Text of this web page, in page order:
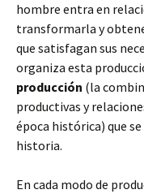
hombre entra en
transformarla y
que satisfagan sus
organiza esta
producción (la
productivas y
época histórica) que
historia.
En cada modo de